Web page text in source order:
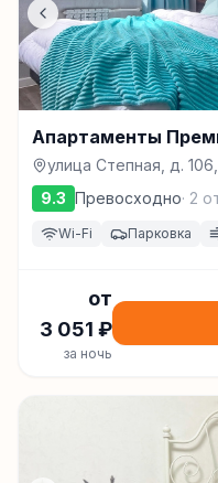
Апартаменты
улица Степная, д.
9.3 Превосходно· 2
Wi-Fi Парковка
от
3 051 ₽
за ночь